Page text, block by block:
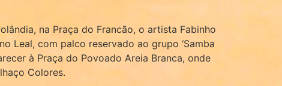
na Praça do Francão, o artista Fabinho
Leal, com palco reservado ao grupo ‘Samba
à Praça do Povoado Areia Branca, onde
Colores.